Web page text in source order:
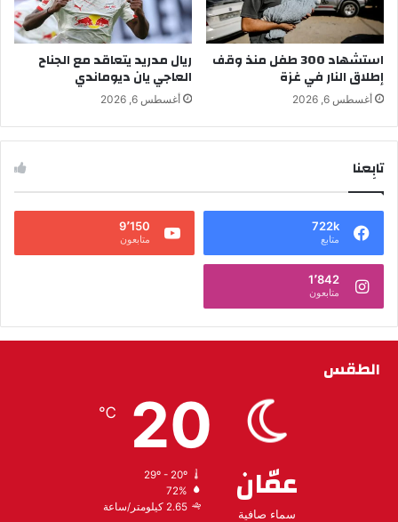
استشهاد 300 طفل منذ وقف
إطلاق النار في غزة
أغسطس 6, 2026
ريال مدريد يتعاقد مع الجناح
العاجي يان ديوماندي
أغسطس 6, 2026
تابِعنا
722k
متابع
9٬150
متابعون
1٬842
متابعون
الطقس
عمّان
سماء صافية
20
℃
29º - 20º
72%
2.65 كيلومتر/ساعة